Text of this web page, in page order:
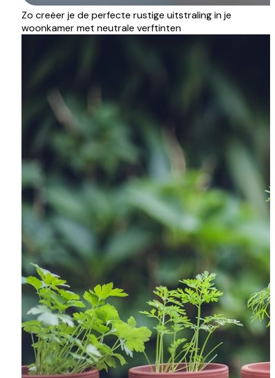
Zo creëer je de perfecte rustige uitstraling in je
woonkamer met neutrale verftinten